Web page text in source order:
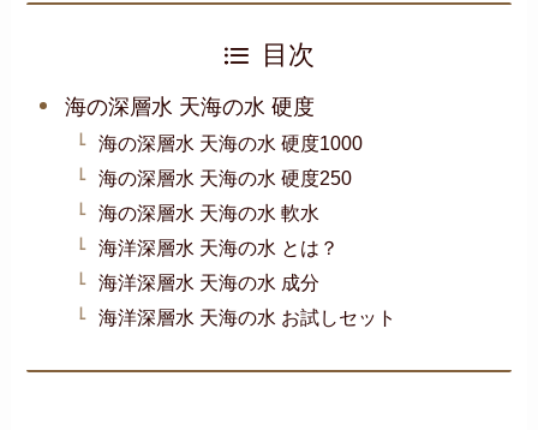
目次
海の深層水 天海の水 硬度
海の深層水 天海の水 硬度1000
海の深層水 天海の水 硬度250
海の深層水 天海の水 軟水
海洋深層水 天海の水 とは？
海洋深層水 天海の水 成分
海洋深層水 天海の水 お試しセット